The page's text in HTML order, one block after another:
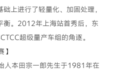
上进行了轻量化、加固处理，
衡。2012年上海站首秀后，东
超级量产车组的角逐。
】
人本田宗一郎先生于1981年在